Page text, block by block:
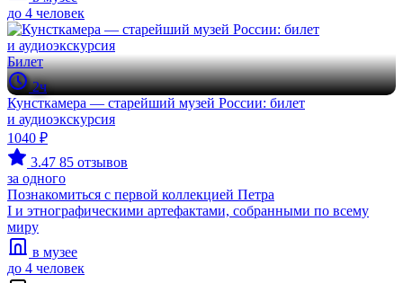
до 4 человек
Билет
2ч
Кунсткамера — старейший музей России: билет
и аудиоэкскурсия
1040 ₽
3.47 85 отзывов
за одного
Познакомиться с первой коллекцией Петра
I и этнографическими артефактами, собранными по всему
миру
в музее
до 4 человек